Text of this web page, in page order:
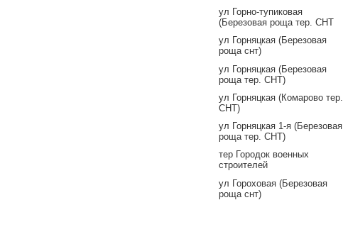
ул Горно-тупиковая
(Березовая роща тер. СНТ
ул Горняцкая (Березовая
роща снт)
ул Горняцкая (Березовая
роща тер. СНТ)
ул Горняцкая (Комарово тер.
СНТ)
ул Горняцкая 1-я (Березовая
роща тер. СНТ)
тер Городок военных
строителей
ул Гороховая (Березовая
роща снт)